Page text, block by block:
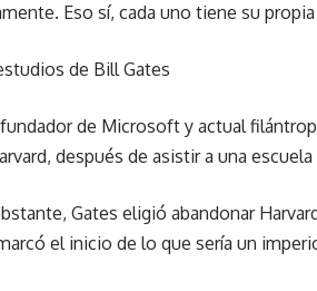
Eso sí, cada uno tiene su
de Bill Gates
de Microsoft y actual
después de asistir a una
Gates eligió abandonar
el inicio de lo que sería un